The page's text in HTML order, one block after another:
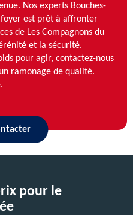
Nos experts Bouches-
est prêt à affronter
de Les Compagnons du
et la sécurité.
pour agir, contactez-nous
ramonage de qualité.
pour le